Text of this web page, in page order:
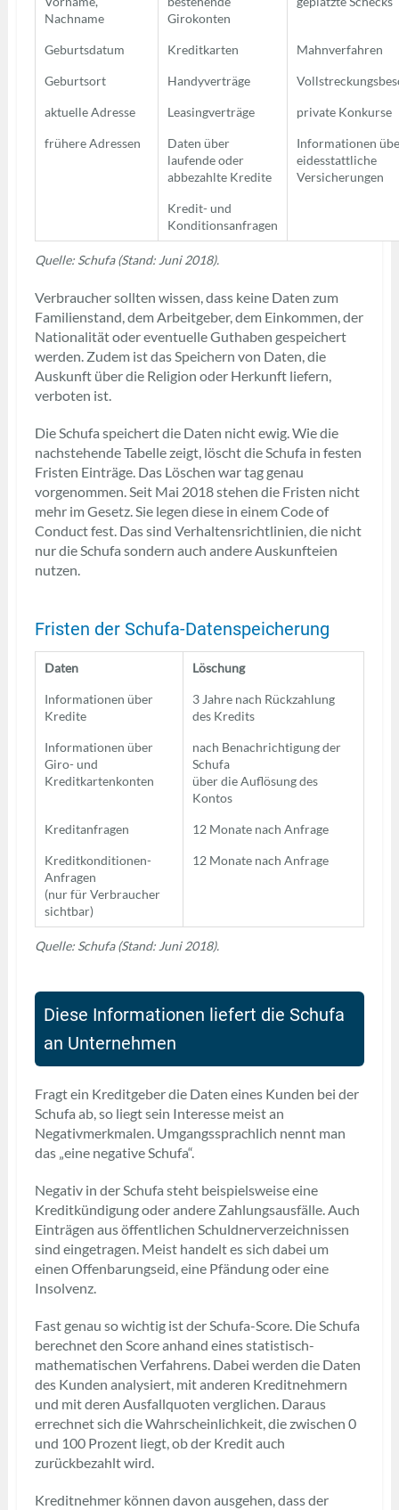
Nachname
Girokonten
Geburtsdatum Kreditkarten Mahnverfahren
Geburtsort Handyverträge
aktuelle Adresse Leasingverträge private Konkurse
frühere Adressen
Daten über
laufende oder
abbezahlte Kredite
Informationen
eidesstattliche
Versicherungen
Kredit- und
Konditionsanfragen
Quelle: Schufa (Stand: Juni 2018).
Verbraucher sollten wissen, dass keine Daten zum
Familienstand, dem Arbeitgeber, dem Einkommen, der
Nationalität oder eventuelle Guthaben gespeichert
werden. Zudem ist das Speichern von Daten, die
Auskunft über die Religion oder Herkunft liefern,
verboten ist.
Die Schufa speichert die Daten nicht ewig. Wie die
nachstehende Tabelle zeigt, löscht die Schufa in festen
Fristen Einträge. Das Löschen war tag genau
vorgenommen. Seit Mai 2018 stehen die Fristen nicht
mehr im Gesetz. Sie legen diese in einem Code of
Conduct fest. Das sind Verhaltensrichtlinien, die nicht
nur die Schufa sondern auch andere Auskunfteien
nutzen.
Fristen der Schufa-Datenspeicherung
Daten Löschung
Informationen über
Kredite
3 Jahre nach Rückzahlung
des Kredits
Informationen über
Giro- und
Kreditkartenkonten
nach Benachrichtigung der
Schufa
über die Auflösung des
Kontos
Kreditanfragen 12 Monate nach Anfrage
Kreditkonditionen-
Anfragen
(nur für Verbraucher
sichtbar)
12 Monate nach Anfrage
Quelle: Schufa (Stand: Juni 2018).
Diese Informationen liefert die Schufa
an Unternehmen
Fragt ein Kreditgeber die Daten eines Kunden bei der
Schufa ab, so liegt sein Interesse meist an
Negativmerkmalen. Umgangssprachlich nennt man
das „eine negative Schufa“.
Negativ in der Schufa steht beispielsweise eine
Kreditkündigung oder andere Zahlungsausfälle. Auch
Einträgen aus öffentlichen Schuldnerverzeichnissen
sind eingetragen. Meist handelt es sich dabei um
einen Offenbarungseid, eine Pfändung oder eine
Insolvenz.
Fast genau so wichtig ist der Schufa-Score. Die Schufa
berechnet den Score anhand eines statistisch-
mathematischen Verfahrens. Dabei werden die Daten
des Kunden analysiert, mit anderen Kreditnehmern
und mit deren Ausfallquoten verglichen. Daraus
errechnet sich die Wahrscheinlichkeit, die zwischen 0
und 100 Prozent liegt, ob der Kredit auch
zurückbezahlt wird.
Kreditnehmer können davon ausgehen, dass der